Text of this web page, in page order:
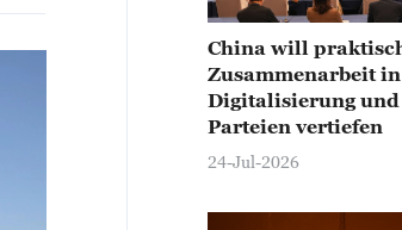
China will
Zusammenarbeit in
Digitalisierung
Parteien vertiefen
24-Jul-2026